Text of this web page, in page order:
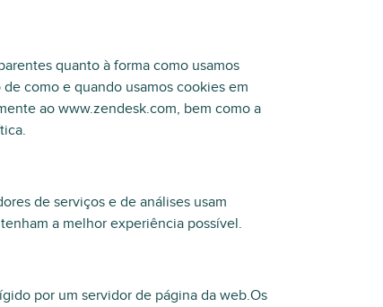
quanto à forma como usamos
como e quando usamos cookies em
ao www.zendesk.com, bem como a
de serviços e de análises usam
a melhor experiência possível.
por um servidor de página da web.Os